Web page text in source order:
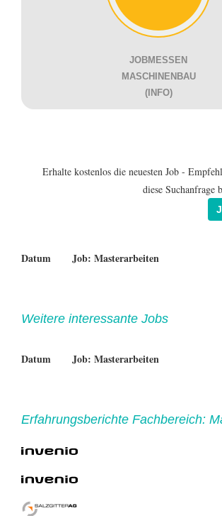
JOBMESSEN
MASCHINENBAU
(INFO)
Erhalte kostenlos die neuesten Job -
diese Suchanfrage
Datum Job: Masterarbeiten
Weitere interessante Jobs
Datum Job: Masterarbeiten
Erfahrungsberichte Fachbereich: